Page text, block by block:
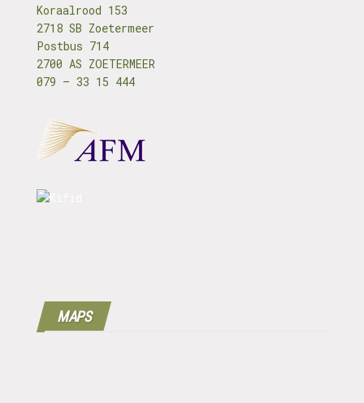
Koraalrood 153
2718 SB Zoetermeer
Postbus 714
2700 AS ZOETERMEER
079 – 33 15 444
MAPS